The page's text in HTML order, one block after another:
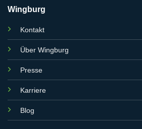
Wingburg
Kontakt
Über Wingburg
Presse
Karriere
Blog